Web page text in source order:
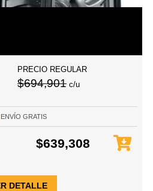
PRECIO REGULAR
$694,901 c/u
GRATIS
$639,308
DETALLE